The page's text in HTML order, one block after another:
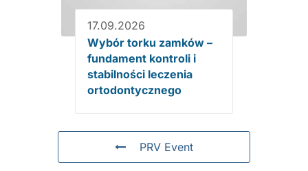
17.09.2026
Wybór torku zamków –
fundament kontroli i
stabilności leczenia
ortodontycznego
PRV Event